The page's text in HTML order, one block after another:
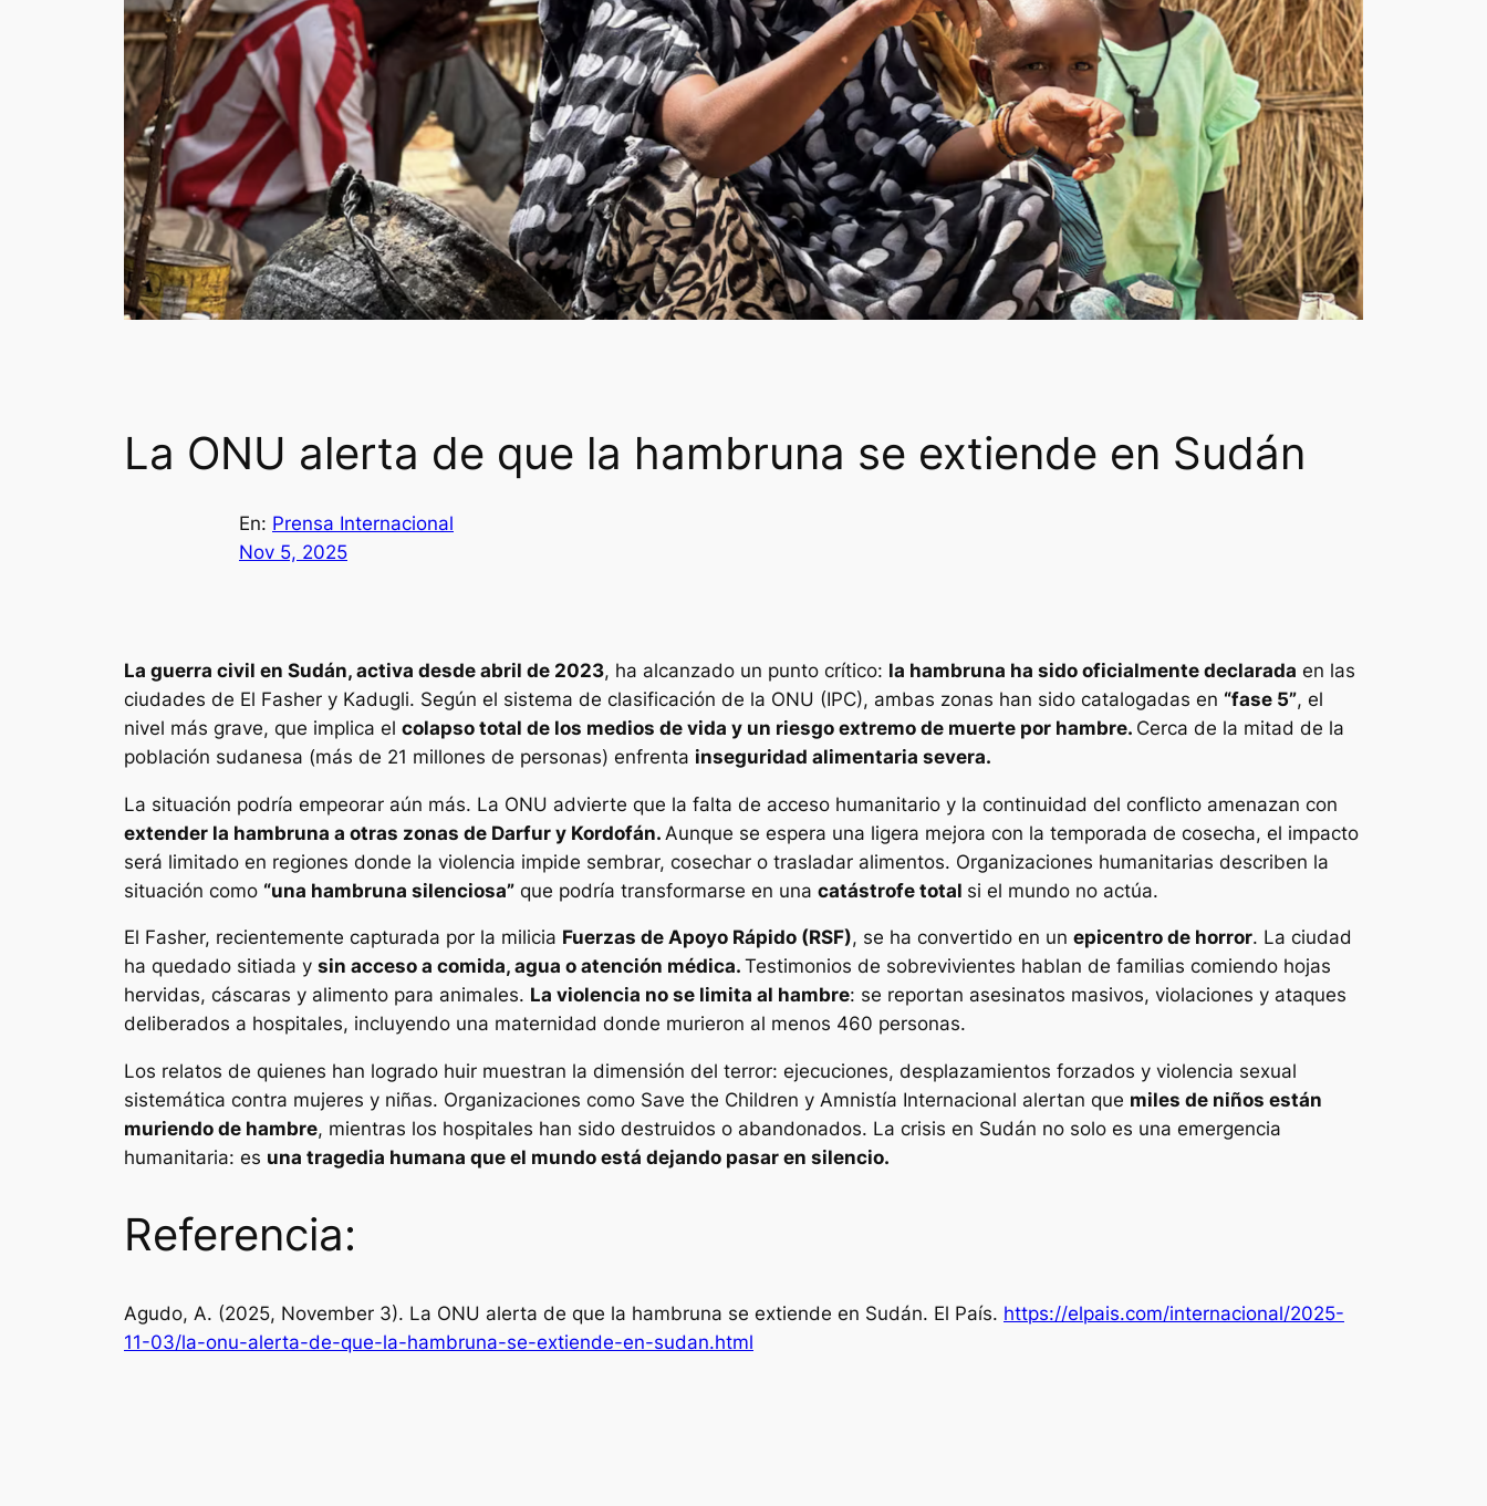
La ONU alerta de que la hambruna se extiende en Sudán
En: Prensa Internacional
Nov 5, 2025
La guerra civil en Sudán, activa desde abril de 2023, ha alcanzado un punto crítico: la hambruna ha sido oficialmente declarada en las
ciudades de El Fasher y Kadugli. Según el sistema de clasificación de la ONU (IPC), ambas zonas han sido catalogadas en “fase 5”, el
nivel más grave, que implica el colapso total de los medios de vida y un riesgo extremo de muerte por hambre. Cerca de la mitad de la
población sudanesa (más de 21 millones de personas) enfrenta inseguridad alimentaria severa.
La situación podría empeorar aún más. La ONU advierte que la falta de acceso humanitario y la continuidad del conflicto amenazan con
extender la hambruna a otras zonas de Darfur y Kordofán. Aunque se espera una ligera mejora con la temporada de cosecha, el impacto
será limitado en regiones donde la violencia impide sembrar, cosechar o trasladar alimentos. Organizaciones humanitarias describen la
situación como “una hambruna silenciosa” que podría transformarse en una catástrofe total si el mundo no actúa.
El Fasher, recientemente capturada por la milicia Fuerzas de Apoyo Rápido (RSF), se ha convertido en un epicentro de horror. La ciudad
ha quedado sitiada y sin acceso a comida, agua o atención médica. Testimonios de sobrevivientes hablan de familias comiendo hojas
hervidas, cáscaras y alimento para animales. La violencia no se limita al hambre: se reportan asesinatos masivos, violaciones y ataques
deliberados a hospitales, incluyendo una maternidad donde murieron al menos 460 personas.
Los relatos de quienes han logrado huir muestran la dimensión del terror: ejecuciones, desplazamientos forzados y violencia sexual
sistemática contra mujeres y niñas. Organizaciones como Save the Children y Amnistía Internacional alertan que miles de niños están
muriendo de hambre, mientras los hospitales han sido destruidos o abandonados. La crisis en Sudán no solo es una emergencia
humanitaria: es una tragedia humana que el mundo está dejando pasar en silencio.
Referencia:
Agudo, A. (2025, November 3). La ONU alerta de que la hambruna se extiende en Sudán. El País. https://elpais.com/internacional/2025-
11-03/la-onu-alerta-de-que-la-hambruna-se-extiende-en-sudan.html